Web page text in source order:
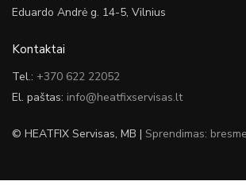
Eduardo Andrė g. 14-5, Vilnius
Kontaktai
Tel.: +370 622 22052
El. paštas: info@heatfixservisas.lt
© HEATFIX Servisas, MB | Sprendimas: